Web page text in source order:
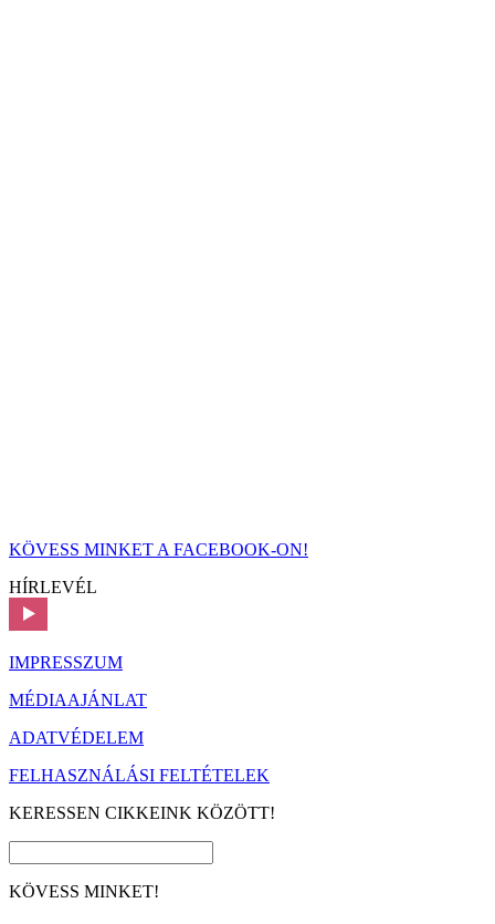
KÖVESS MINKET A FACEBOOK-ON!
HÍRLEVÉL
IMPRESSZUM
MÉDIAAJÁNLAT
ADATVÉDELEM
FELHASZNÁLÁSI FELTÉTELEK
KERESSEN CIKKEINK KÖZÖTT!
KÖVESS MINKET!